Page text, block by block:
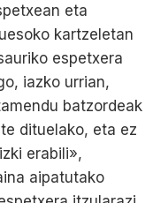
eta
kartzeletan
espetxera
iazko urrian,
batzordeak
dituelako, eta ez
erabili»,
aipatutako